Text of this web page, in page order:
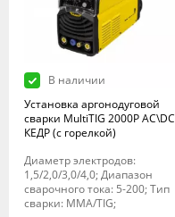
В наличии
Установка аргонодуговой
сварки MultiTIG 2000P AC\DC
КЕДР (с горелкой)
Диаметр электродов:
1,5/2,0/3,0/4,0; Диапазон
сварочного тока: 5-200; Тип
сварки: MMA/TIG;